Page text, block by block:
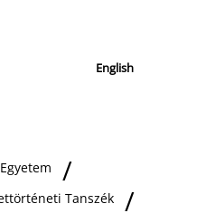
English
Tanszék